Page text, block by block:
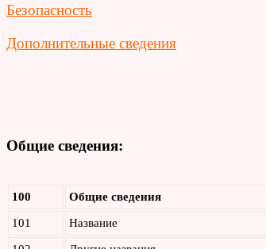
Безопасность
Дополнительные сведения
Общие сведения:
100 Общие сведения
101 Название